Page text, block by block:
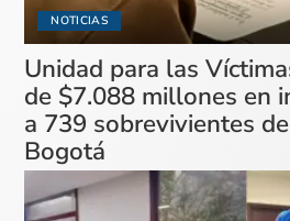
NOTICIAS
Unidad para las
de $7.088 millones en
a 739 sobrevivientes
Bogotá